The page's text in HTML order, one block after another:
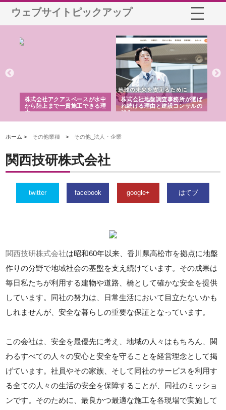
ウェブサイトピックアップ
株式会社アクアスペースが水中
から陸上まで一貫施工できる理
由
株式会社地盤調査事務所が選ば
れ続ける理由と建設コンサルの
強み
ホーム > その他業種 > その他_法人・企業
関西技研株式会社
twitter facebook google+ はてブ
関西技研株式会社は昭和60年以来、香川県高松市を拠点に地盤
作りの分野で地域社会の基盤を支え続けています。その成果は
毎日私たちが利用する建物や道路、橋として確かな安全を提供
しています。同社の努力は、日常生活において目立たないかも
しれませんが、安全な暮らしの重要な保証となっています。
この会社は、安全を最優先に考え、地域の人々はもちろん、関
わるすべての人々の安心と安全を守ることを経営理念として掲
げています。社員やその家族、そして同社のサービスを利用す
る全ての人々の生活の安全を保障することが、同社のミッショ
ンです。そのために、最良かつ最適な施工を各現場で実施して